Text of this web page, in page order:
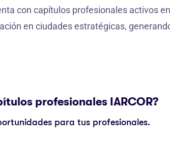
con capítulos profesionales activos
en ciudades estratégicas,
profesionales IARCOR?
para tus profesionales.